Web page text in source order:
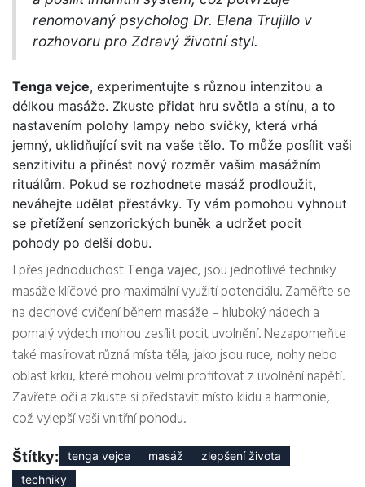
renomovaný psycholog Dr. Elena Trujillo v
rozhovoru pro Zdravý životní styl.
Tenga vejce, experimentujte s různou intenzitou a
délkou masáže. Zkuste přidat hru světla a stínu, a to
nastavením polohy lampy nebo svíčky, která vrhá
jemný, uklidňující svit na vaše tělo. To může posílit vaši
senzitivitu a přinést nový rozměr vašim masážním
rituálům. Pokud se rozhodnete masáž prodloužit,
neváhejte udělat přestávky. Ty vám pomohou vyhnout
se přetížení senzorických buněk a udržet pocit
pohody po delší dobu.
I přes jednoduchostTenga vajec, jsou jednotlivé techniky
masáže klíčové pro maximální využití potenciálu. Zaměřte se
na dechové cvičení během masáže – hluboký nádech a
pomalý výdech mohou zesílit pocit uvolnění. Nezapomeňte
také masírovat různá místa těla, jako jsou ruce, nohy nebo
oblast krku, které mohou velmi profitovat z uvolnění napětí.
Zavřete oči a zkuste si představit místo klidu a harmonie,
což vylepší vaši vnitřní pohodu.
Štítky: tenga vejce masáž
zlepšení života
techniky